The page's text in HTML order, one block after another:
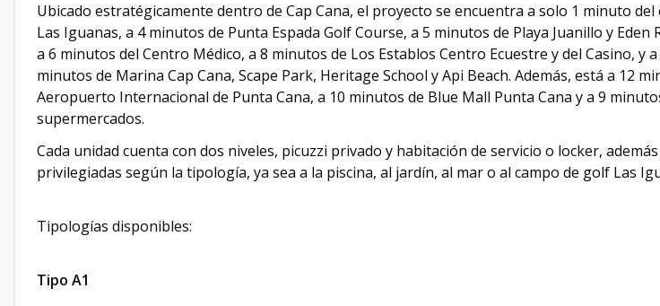
Ubicado estratégicamente dentro de Cap Cana, el proyecto se encuentra a solo 1 minuto
Las Iguanas, a 4 minutos de Punta Espada Golf Course, a 5 minutos de Playa Juanillo y Eden
a 6 minutos del Centro Médico, a 8 minutos de Los Establos Centro Ecuestre y del Casino, y
minutos de Marina Cap Cana, Scape Park, Heritage School y Api Beach. Además, está a 12
Aeropuerto Internacional de Punta Cana, a 10 minutos de Blue Mall Punta Cana y a 9
supermercados.
Cada unidad cuenta con dos niveles, picuzzi privado y habitación de servicio o locker,
privilegiadas según la tipología, ya sea a la piscina, al jardín, al mar o al campo de golf Las
Tipologías disponibles:
Tipo A1